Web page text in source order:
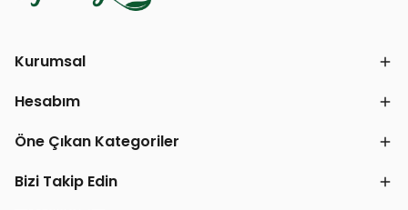
Kurumsal
Hesabım
Öne Çıkan Kategoriler
Bizi Takip Edin